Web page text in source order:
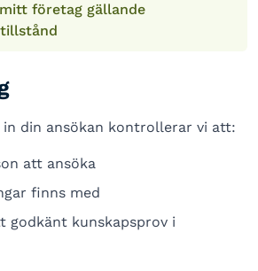
företag gällande
din ansökan kontrollerar vi att:
att ansöka
finns med
godkänt kunskapsprov i